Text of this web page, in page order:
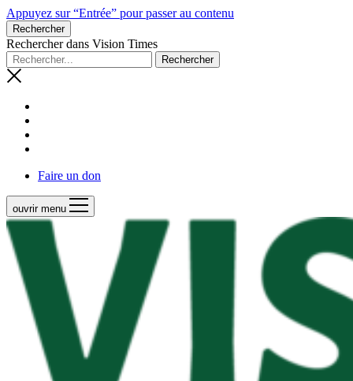
Appuyez sur “Entrée” pour passer au contenu
Rechercher
Rechercher dans Vision Times
Faire un don
ouvrir menu